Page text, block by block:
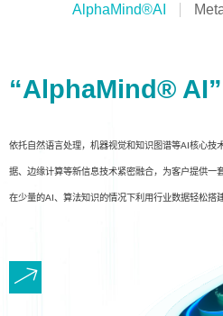
AlphaMind®AI
“AlphaMind®
依托自然语言处理，机器视觉和知识图谱等AI核心技
据、边缘计算等新信息技术紧密融合，为客户提供一
在少量的AI、算法知识的情况下利用行业数据轻松搭